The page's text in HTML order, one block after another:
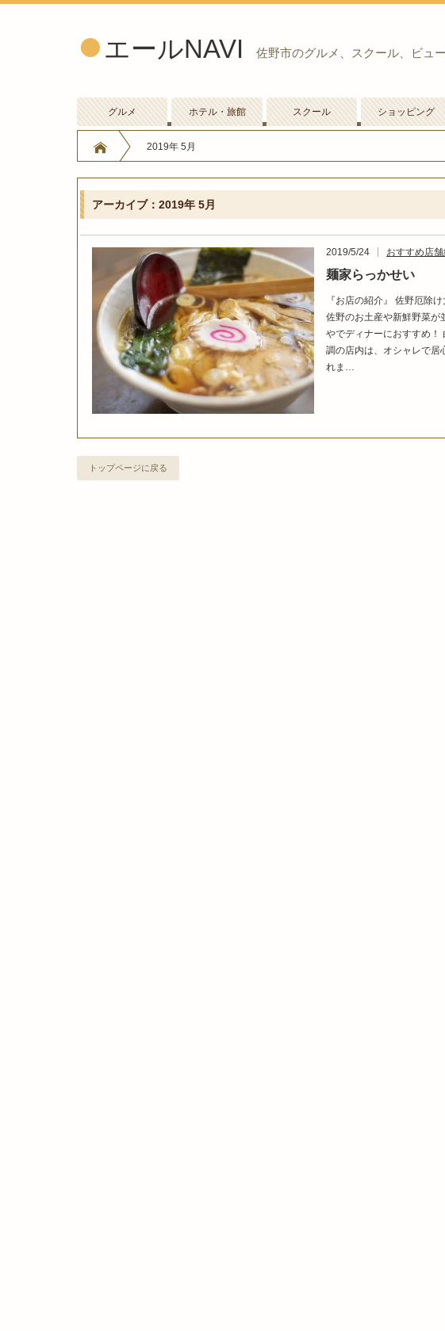
エールNAVI 佐野市のグルメ、スクール、ビュ
グルメ ホテル・旅館 スクール ショッピング
2019年 5月
アーカイブ：2019年 5月
2019/5/24 おすすめ店
麺家らっかせい
『お店の紹介』 佐野厄除
佐野のお土産や新鮮野菜が
やでディナーにおすすめ！
調の店内は、オシャレで居
れま…
トップページに戻る